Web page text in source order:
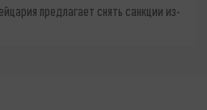
предлагает снять санкции из-